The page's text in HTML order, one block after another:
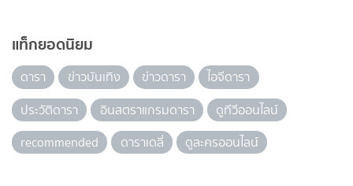
แท็กยอดนิยม
ดารา ข่าวบันเทิง ข่าวดารา
ไอจีดารา
ประวัติดารา
อินสตราแกรมดารา
ดูทีวีออนไลน์
recommended
ดาราเดลี่ ดูละครออนไลน์